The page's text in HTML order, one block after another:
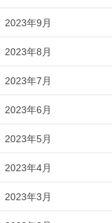
2023年9月
2023年8月
2023年7月
2023年6月
2023年5月
2023年4月
2023年3月